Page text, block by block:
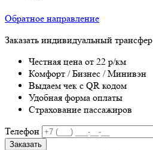
Обратное направление
Заказать индивидуальный трансфер
Честная цена от 22 р/км
Комфорт / Бизнес / Минивэн
Выдаем чек с QR кодом
Удобная форма оплаты
Страхование пассажиров
Телефон